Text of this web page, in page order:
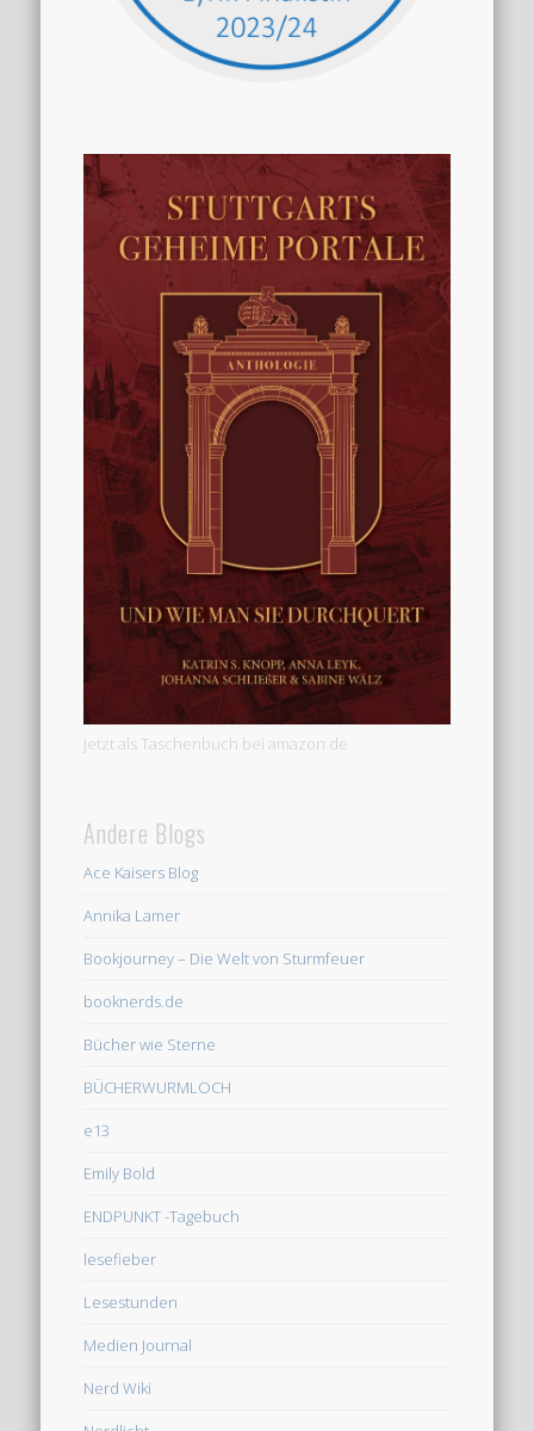
Jetzt als Taschenbuch bei amazon.de
Andere Blogs
Ace Kaisers Blog
Annika Lamer
Bookjourney – Die Welt von Sturmfeuer
booknerds.de
Bücher wie Sterne
BÜCHERWURMLOCH
e13
Emily Bold
ENDPUNKT -Tagebuch
lesefieber
Lesestunden
Medien Journal
Nerd Wiki